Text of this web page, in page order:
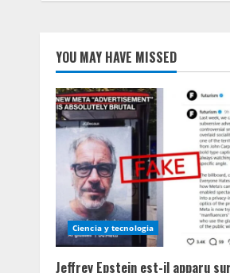
YOU MAY HAVE MISSED
Ciencia y tecnologia
Jeffrey Epstein est-il apparu